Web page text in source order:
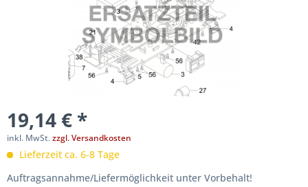
19,14 € *
inkl. MwSt.zzgl. Versandkosten
Lieferzeit ca. 6-8 Tage
Auftragsannahme/Liefermöglichkeit unter Vorbehalt!